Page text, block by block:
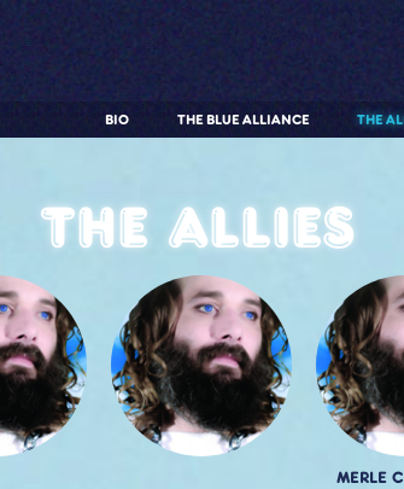
THE
THE BLUE ALLIANCE
BIO
The allies
MERLE